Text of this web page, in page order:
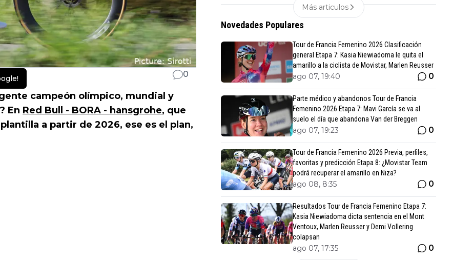
0
campeón olímpico, mundial y
En Red Bull - BORA - hansgrohe, que
a partir de 2026, ese es el plan,
Más articulos
Novedades Populares
Tour de Francia Femenino 2026 Clasificación
general Etapa 7: Kasia Niewiadoma le quita el
amarillo a la ciclista de Movistar, Marlen Reusser
ago 07, 19:40 0
Parte médico y abandonos Tour de Francia
Femenino 2026 Etapa 7: Mavi García se va al
suelo el día que abandona Van der Breggen
ago 07, 19:23 0
Tour de Francia Femenino 2026 Previa, perfiles,
favoritas y predicción Etapa 8: ¿Movistar Team
podrá recuperar el amarillo en Niza?
ago 08, 8:35 0
Resultados Tour de Francia Femenino Etapa 7:
Kasia Niewiadoma dicta sentencia en el Mont
Ventoux, Marlen Reusser y Demi Vollering
colapsan
ago 07, 17:35 0